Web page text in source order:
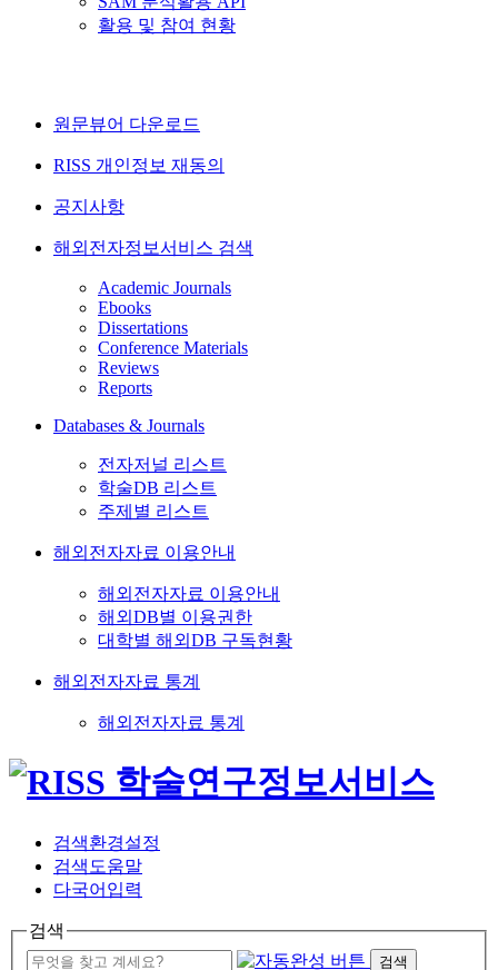
활용 및 참여 현황
원문뷰어 다운로드
RISS 개인정보 재동의
공지사항
해외전자정보서비스 검색
Academic Journals
Ebooks
Dissertations
Conference Materials
Reviews
Reports
Databases & Journals
전자저널 리스트
학술DB 리스트
주제별 리스트
해외전자자료 이용안내
해외전자자료 이용안내
해외DB별 이용권한
대학별 해외DB 구독현황
해외전자자료 통계
해외전자자료 통계
검색환경설정
검색도움말
다국어입력
검색
검색